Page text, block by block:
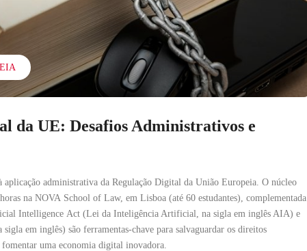
da UE: Desafios Administrativos e
administrativa da Regulação Digital da União Europeia. O núcleo
na NOVA School of Law, em Lisboa (até 60 estudantes), complementada
Intelligence Act (Lei da Inteligência Artificial, na sigla em inglês AIA) e
em inglês) são ferramentas-chave para salvaguardar os direitos
fomentar uma economia digital inovadora.